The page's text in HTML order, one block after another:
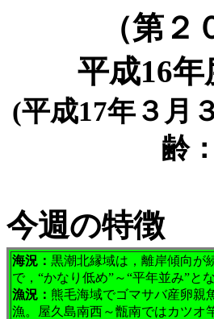
（第２
平成16年
(平成17年３月
齢
今週の特徴
海況： 黒潮北縁域は，離岸傾向が
で，“かなり低め”～“平年並み”とな
漁況： 熊毛海域でゴマサバ産卵親
漁。屋久島南西～甑南ではカツオ